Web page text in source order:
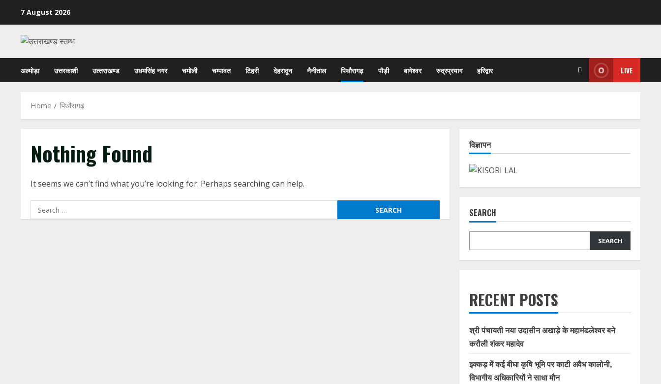
content
7 August 2026
अल्मोड़ा उत्तरकाशी उत्‍तराखण्‍ड उधमसिंह नगर चमोली चम्पावत टिहरी देहरादून नैनीताल पिथौरागढ़ पौड़ी बागेश्वर रुद्रप्रयाग हरिद्वार LIVE
Home पिथौरागढ़
Nothing Found
It seems we can’t find what you’re looking for. Perhaps searching can help.
Search
for:
विज्ञापन
SEARCH
SEARCH
RECENT POSTS
श्री पंचायती नया उदासीन अखाड़े के महामंडलेश्वर बने
करौली शंकर महादेव
इक्कड़ में कई बीघा कृषि भूमि पर काटी अवैध कालोनी,
विभागीय अधिकारियों ने साधा मौन